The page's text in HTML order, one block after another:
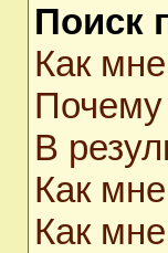
Поиск
Как
Почему
В
Как
Как